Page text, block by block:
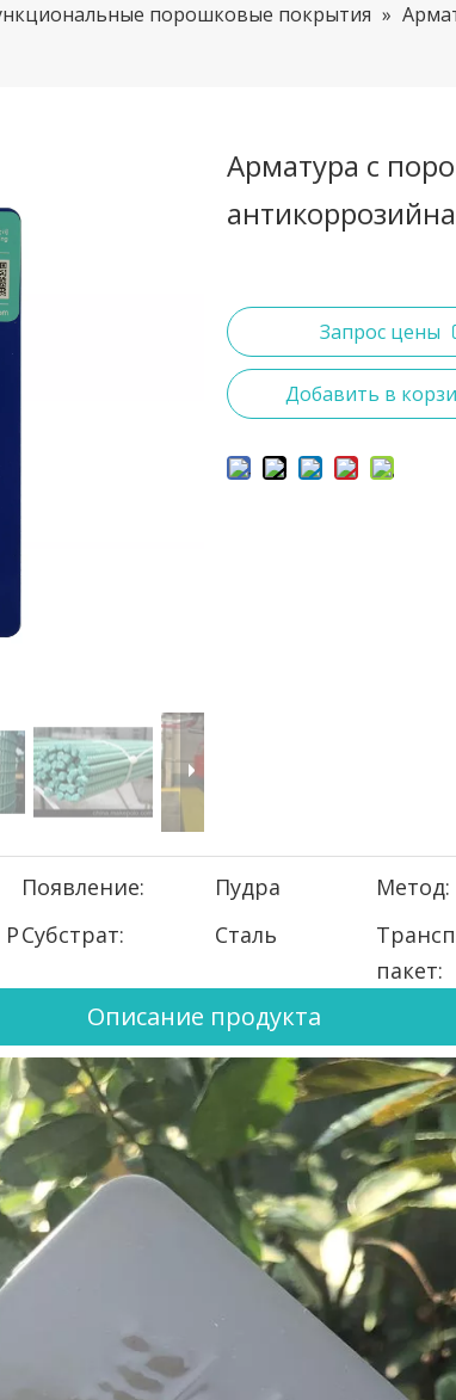
порошковые покрытия »
Арматура с
Запрос цены
Добавить в
Появление: Пудра Метод:
РСубстрат: Сталь
пакет:
Описание продукта